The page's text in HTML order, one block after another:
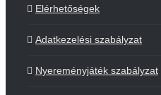
Elérhetőségek
Adatkezelési szabályzat
Nyereményjáték szabályzat